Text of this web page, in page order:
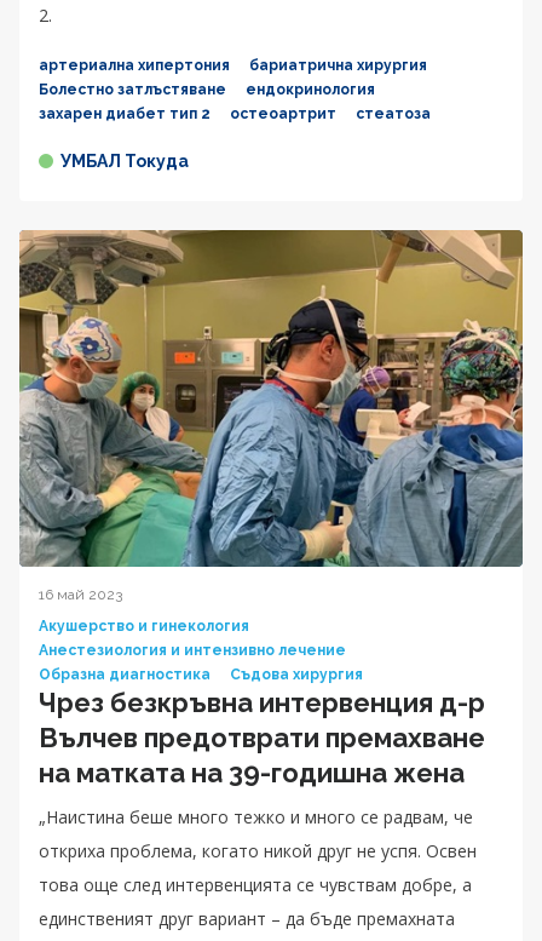
2.
артериална хипертония
бариатрична хирургия
Болестно затлъстяване
ендокринология
захарен диабет тип 2
остеоартрит стеатоза
УМБАЛ Токуда
16 май 2023
Акушерство и гинекология
Анестезиология и интензивно лечение
Образна диагностика
Съдова хирургия
Чрез безкръвна интервенция д-р
Вълчев предотврати премахване
на матката на 39-годишна жена
„Наистина беше много тежко и много се радвам, че
откриха проблема, когато никой друг не успя. Освен
това още след интервенцията се чувствам добре, а
единственият друг вариант – да бъде премахната